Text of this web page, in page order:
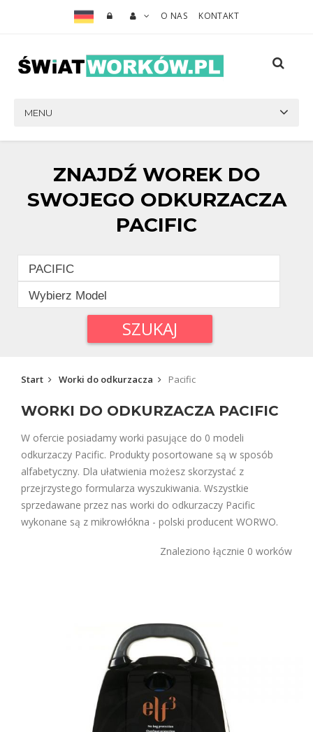
O NAS KONTAKT
MENU
ZNAJDŹ WOREK DO
SWOJEGO ODKURZACZA
PACIFIC
SZUKAJ
Start Worki do odkurzacza Pacific
WORKI DO ODKURZACZA PACIFIC
W ofercie posiadamy worki pasujące do 0 modeli
odkurzaczy Pacific. Produkty posortowane są w sposób
alfabetyczny. Dla ułatwienia możesz skorzystać z
przejrzystego formularza wyszukiwania. Wszystkie
sprzedawane przez nas worki do odkurzaczy Pacific
wykonane są z mikrowłókna - polski producent WORWO.
Znaleziono łącznie 0 worków